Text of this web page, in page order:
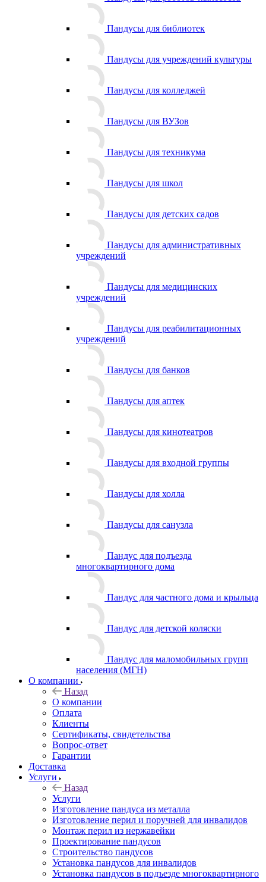
Пандусы для библиотек
Пандусы для учреждений культуры
Пандусы для колледжей
Пандусы для ВУЗов
Пандусы для техникума
Пандусы для школ
Пандусы для детских садов
Пандусы для административных
учреждений
Пандусы для медицинских
учреждений
Пандусы для реабилитационных
учреждений
Пандусы для банков
Пандусы для аптек
Пандусы для кинотеатров
Пандусы для входной группы
Пандусы для холла
Пандусы для санузла
Пандус для подъезда
многоквартирного дома
Пандус для частного дома и крыльца
Пандус для детской коляски
Пандус для маломобильных групп
населения (МГН)
О компании
Назад
О компании
Оплата
Клиенты
Сертификаты, свидетельства
Вопрос-ответ
Гарантии
Доставка
Услуги
Назад
Услуги
Изготовление пандуса из металла
Изготовление перил и поручней для инвалидов
Монтаж перил из нержавейки
Проектирование пандусов
Строительство пандусов
Установка пандусов для инвалидов
Установка пандусов в подъезде многоквартирного